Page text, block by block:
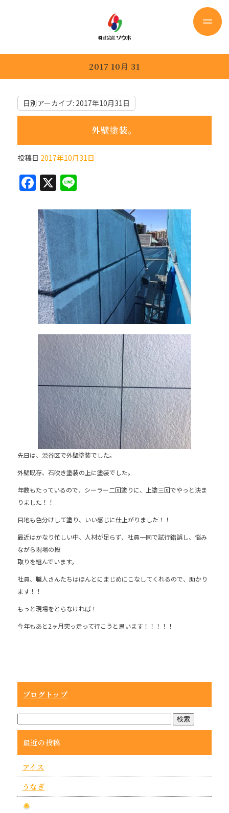
2017 10月 31
日別アーカイブ: 2017年10月31日
外壁塗装。
投稿日 2017年10月31日
F
c
e
b
o
o
k
X Li
e
先日は、渋谷区で外壁塗装でした。
外壁既存、石吹き塗装の上に塗装でした。
年数もたっているので、シーラー二回塗りに、上塗三回でやっと決ま
りました！！
目地も色分けして塗り、いい感じに仕上がりました！！
最近はかなり忙しい中、人材が足らず、社員一同で試行錯誤し、悩み
ながら現場の段
取りを組んでいます。
社員、職人さんたちはほんとにまじめにこなしてくれるので、助かり
ます！！
もっと現場をとらなければ！
今年もあと2ヶ月突っ走って行こうと思います！！！！！
ブログトップ
最近の投稿
アイス
うなぎ